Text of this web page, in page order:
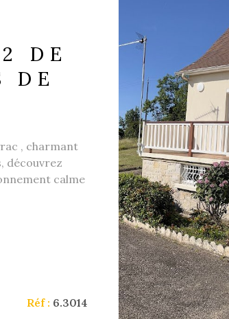
DE
DE
, charmant
découvrez
calme
avec
extérieure
Sa très
tout au
demeure
principale
Réf : 6.3014